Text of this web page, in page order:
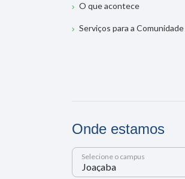
O que acontece
Serviços para a Comunidade
Onde estamos
Selecione o campus